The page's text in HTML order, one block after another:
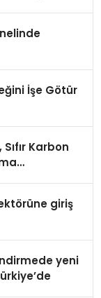
İşe Götür
Karbon
giriş
yeni